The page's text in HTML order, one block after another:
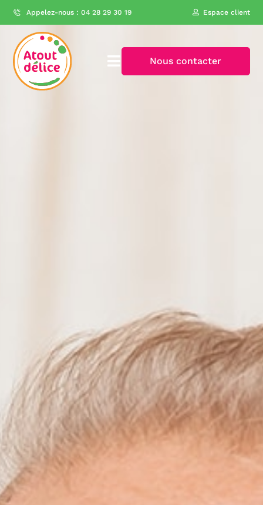
Appelez-nous : 04 28 29 30 19 Espace client
Nous contacter